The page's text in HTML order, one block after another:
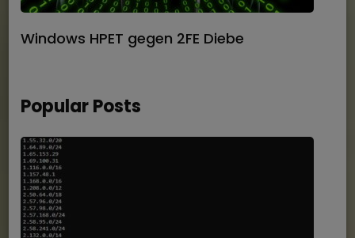
Windows HPET gegen 2FE Diebe
Popular Posts